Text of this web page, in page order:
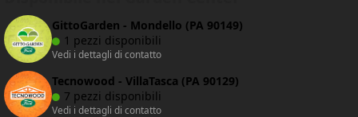
GittoGarden - Mondello (PA 90149)
1 pezzi disponibili
Vedi i dettagli di contatto
Tecnowood - VillaTasca (PA 90129)
7 pezzi disponibili
Vedi i dettagli di contatto